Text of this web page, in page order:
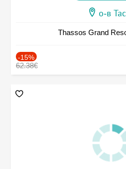
о-в
Thassos Grand
-15%
62.38€